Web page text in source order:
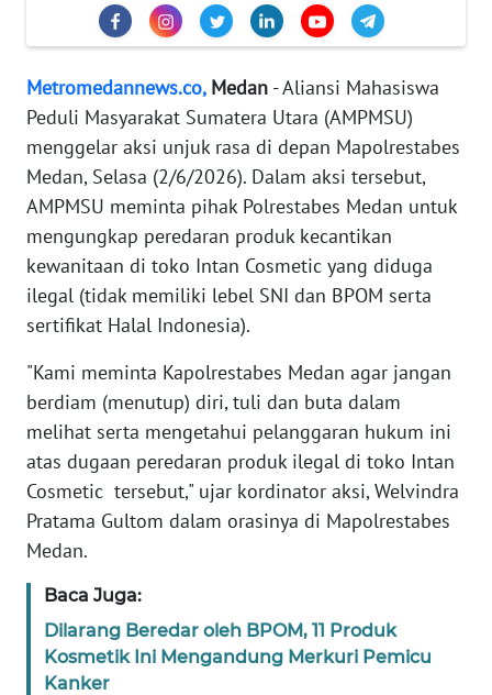
Metromedannews.co, Medan - Aliansi Mahasiswa
Peduli Masyarakat Sumatera Utara (AMPMSU)
menggelar aksi unjuk rasa di depan Mapolrestabes
Medan, Selasa (2/6/2026). Dalam aksi tersebut,
AMPMSU meminta pihak Polrestabes Medan untuk
mengungkap peredaran produk kecantikan
kewanitaan di toko Intan Cosmetic yang diduga
ilegal (tidak memiliki lebel SNI dan BPOM serta
sertifikat Halal Indonesia).
"Kami meminta Kapolrestabes Medan agar jangan
berdiam (menutup) diri, tuli dan buta dalam
melihat serta mengetahui pelanggaran hukum ini
atas dugaan peredaran produk ilegal di toko Intan
Cosmetic tersebut," ujar kordinator aksi, Welvindra
Pratama Gultom dalam orasinya di Mapolrestabes
Medan.
Baca Juga:
Dilarang Beredar oleh BPOM, 11 Produk
Kosmetik Ini Mengandung Merkuri Pemicu
Kanker
DISCLAIMER
News
Regional
WN
SUMUT
WN
JAKARTA
WN
WN
BANTEN
WN
WN
KEPRI